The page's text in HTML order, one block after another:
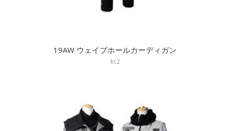
19AW ウェイブホールカーディガン
kc2